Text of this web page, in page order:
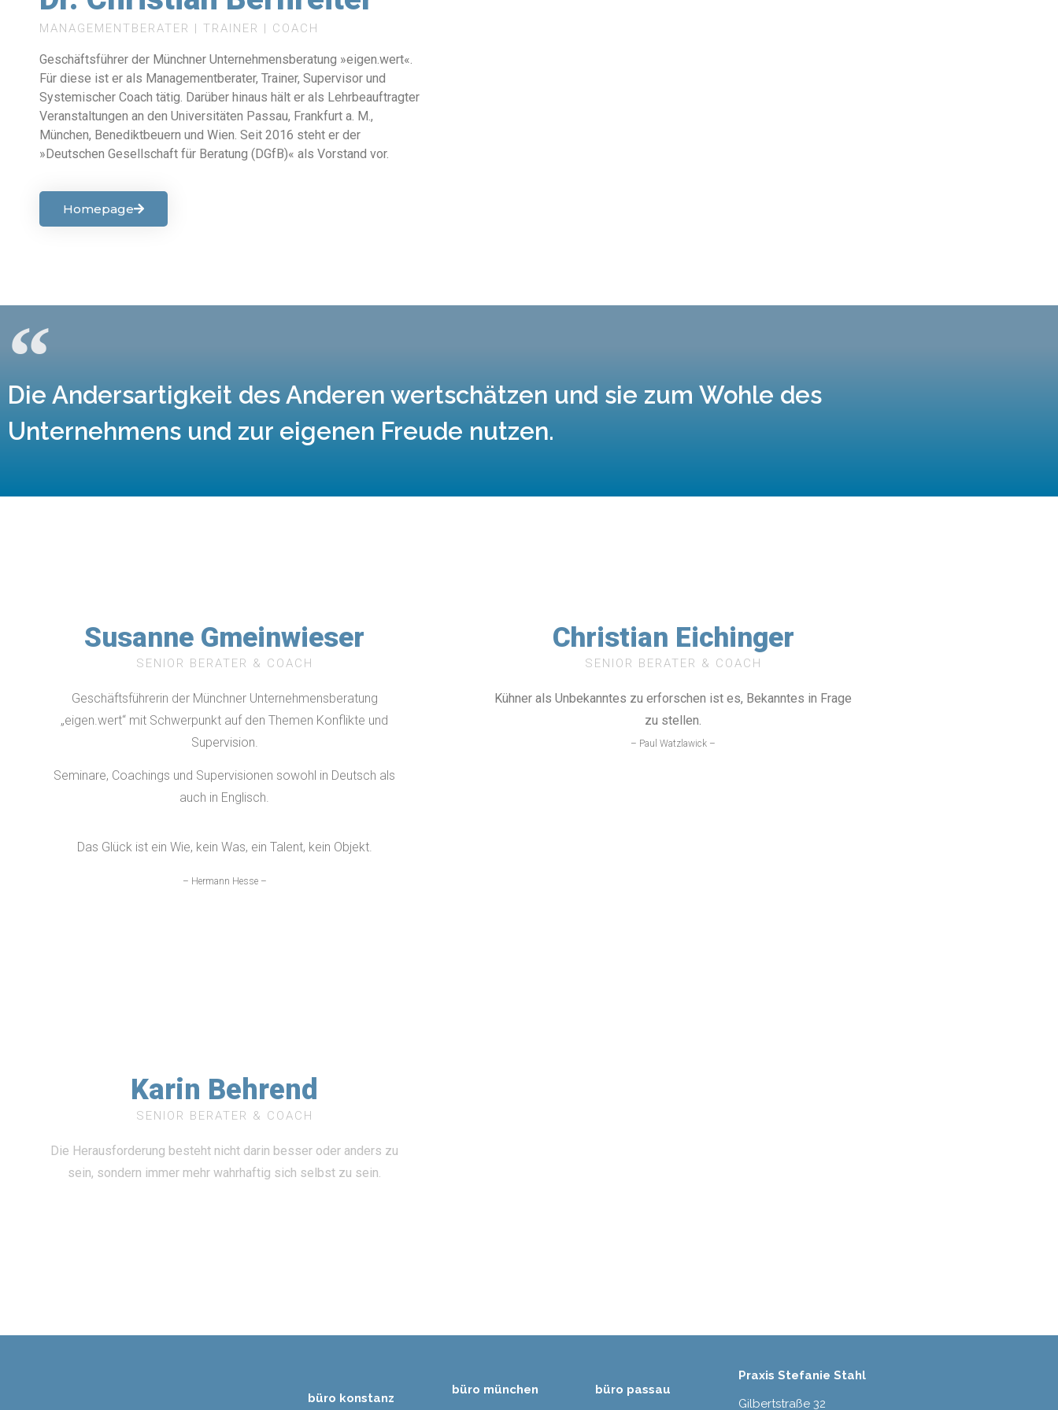
MANAGEMENTBERATER | TRAINER | COACH
Geschäftsführer der Münchner Unternehmensberatung »eigen.wert«.
Für diese ist er als Managementberater, Trainer, Supervisor und
Systemischer Coach tätig. Darüber hinaus hält er als Lehrbeauftragter
Veranstaltungen an den Universitäten Passau, Frankfurt a. M.,
München, Benediktbeuern und Wien. Seit 2016 steht er der
»Deutschen Gesellschaft für Beratung (DGfB)« als Vorstand vor.
Homepage
Die Andersartigkeit des Anderen wertschätzen und sie zum Wohle des
Unternehmens und zur eigenen Freude nutzen.
Susanne Gmeinwieser
SENIOR BERATER & COACH
Geschäftsführerin der Münchner Unternehmensberatung
„eigen.wert“ mit Schwerpunkt auf den Themen Konflikte und
Supervision.
Seminare, Coachings und Supervisionen sowohl in Deutsch als
auch in Englisch.
Das Glück ist ein Wie, kein Was, ein Talent, kein Objekt.
– Hermann Hesse –
Christian Eichinger
SENIOR BERATER & COACH
Kühner als Unbekanntes zu erforschen ist es, Bekanntes in Frage
zu stellen.
– Paul Watzlawick –
Karin Behrend
SENIOR BERATER & COACH
Die Herausforderung besteht nicht darin besser oder anders zu
sein, sondern immer mehr wahrhaftig sich selbst zu sein.
büro konstanz
büro münchen büro passau
Praxis Stefanie Stahl
Gilbertstraße 32